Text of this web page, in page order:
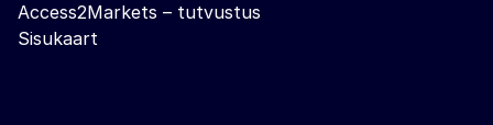
Access2Markets – tutvustus
Sisukaart